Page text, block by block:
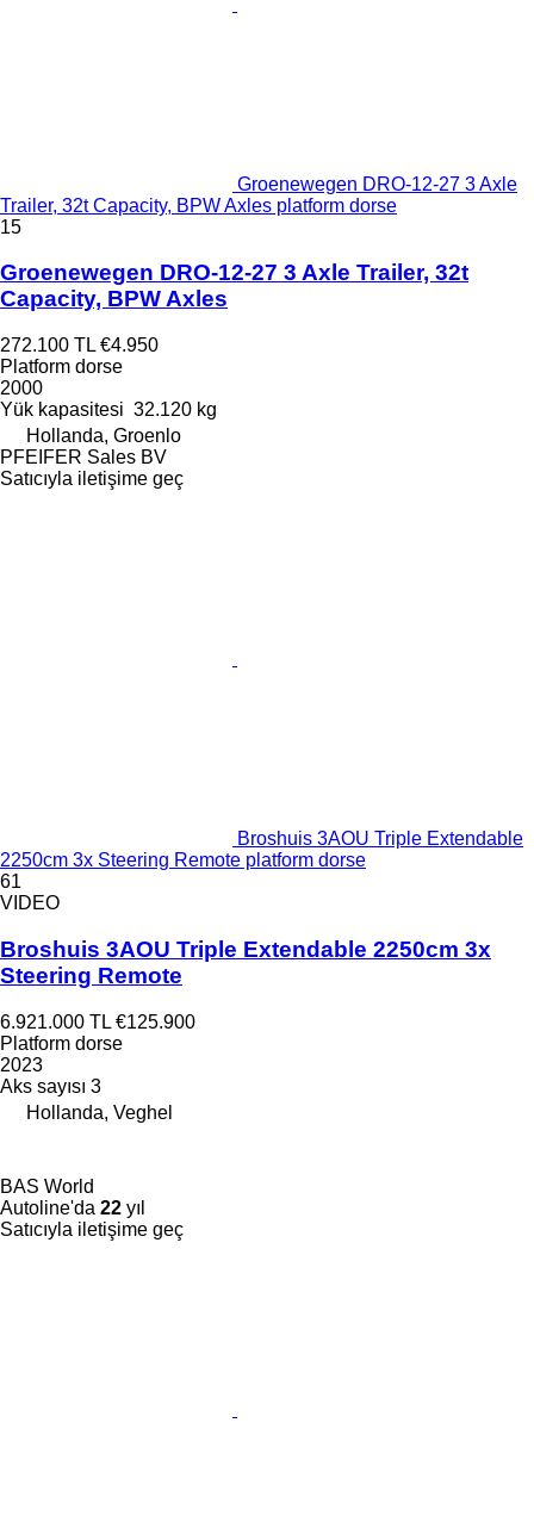
Groenewegen DRO-12-27 3 Axle
Trailer, 32t Capacity, BPW Axles platform dorse
15
Groenewegen DRO-12-27 3 Axle Trailer, 32t
Capacity, BPW Axles
272.100 TL €4.950
Platform dorse
2000
Yük kapasitesi 32.120 kg
Hollanda, Groenlo
PFEIFER Sales BV
Satıcıyla iletişime geç
Broshuis 3AOU Triple Extendable
2250cm 3x Steering Remote platform dorse
61
VIDEO
Broshuis 3AOU Triple Extendable 2250cm 3x
Steering Remote
6.921.000 TL €125.900
Platform dorse
2023
Aks sayısı 3
Hollanda, Veghel
BAS World
Autoline'da 22 yıl
Satıcıyla iletişime geç